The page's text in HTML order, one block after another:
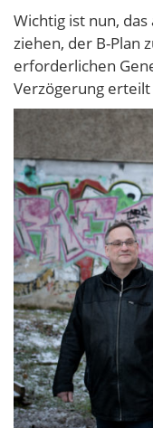
Wichtig ist nun,
ziehen, der B-Plan
erforderlichen
Verzögerung